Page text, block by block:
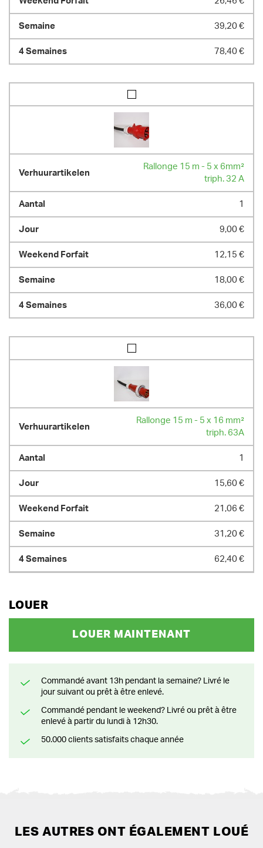
39,20 €
78,40 €
Rallonge 15 m - 5 x 6mm²
triph. 32 A
1
9,00 €
12,15 €
18,00 €
36,00 €
Rallonge 15 m - 5 x 16 mm²
triph. 63A
1
15,60 €
21,06 €
31,20 €
62,40 €
LOUER
LOUER MAINTENANT
Commandé avant 13h pendant la semaine? Livré le
jour suivant ou prêt à être enlevé.
Commandé pendant le weekend? Livré ou prêt à être
enlevé à partir du lundi à 12h30.
50.000 clients satisfaits chaque année
LES AUTRES ONT ÉGALEMENT LOUÉ